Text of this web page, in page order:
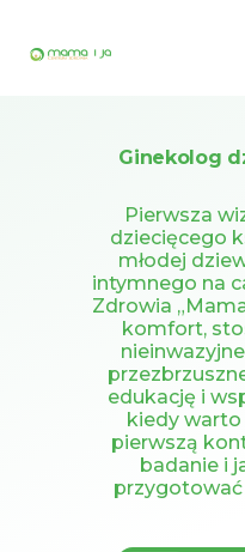
Ginekolog
Pierwsza
dziecięcego
młodej
intymnego na
Zdrowia
komfort,
edukację i
kiedy warto
pierwszą
badanie i